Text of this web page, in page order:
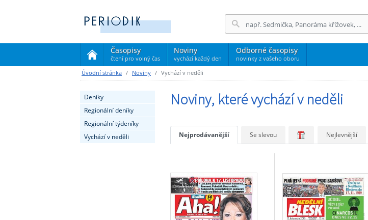
Časopisy
čtení pro volný čas
(current)
Noviny
vychází každý den
Odborné časopisy
novinky z vašeho oboru
Úvodní stránka Noviny Vychází v neděli
Deníky
Regionální deníky
Regionální týdeníky
Vychází v neděli
Noviny, které vychází v neděli
Nejprodávanější Se slevou Nejlevnější